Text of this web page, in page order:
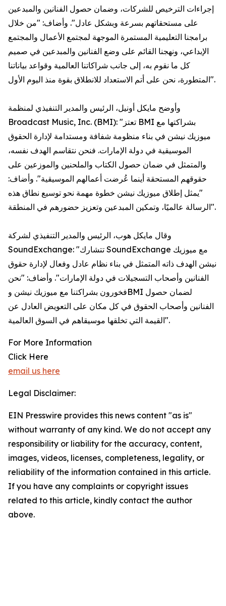
إجراءات الترخيص للشركات، وضمان حصول الفنانين والمبدعين
على مستحقاتهم بسرعة وبشكل عادل". وأضاف: "من خلال
برامجنا التعليمية المستمرة الموجهة لمجتمع الأعمال والمجتمع
الإبداعي، ونهجنا القائم على وضع الفنانين والمبدعين في صميم
كل ما نقوم به، إلى جانب شراكاتنا العالمية وقواعد بياناتنا
المتطورة، نحن على أتم الاستعداد للانطلاق بقوة منذ اليوم الأول".
وأوضح مايكل أونيل، الرئيس والمدير التنفيذي لمنظمة
Broadcast Music, Inc. (BMI): "تعتز BMI بشراكتها مع
ميوزيك نيشن في بناء منظومة شفافة ومستدامة لإدارة الحقوق
الموسيقية في دولة الإمارات. فنحن نتقاسم الهدف نفسه،
والمتمثل في ضمان حصول الكتاب والملحنين والموزعين على
حقوقهم المستحقة أينما عُرضت أعمالهم الموسيقية". وأضاف:
"يمثل إطلاق ميوزيك نيشن خطوة مهمة نحو توسيع نطاق هذه
الرسالة عالميًا، وتمكين المبدعين وتعزيز حضورهم في المنطقة".
وقال مايكل هوب، الرئيس والمدير التنفيذي لشركة
SoundExchange: "تتشارك SoundExchange مع ميوزيك
نيشن الهدف ذاته المتمثل في بناء نظام عادل وفعال لإدارة حقوق
الفنانين وأصحاب التسجيلات في دولة الإمارات". وأضاف: "نحن
فخورون بشراكتنا مع ميوزيك نيشن وBMI لضمان حصول
الفنانين وأصحاب الحقوق في كل مكان على التعويض العادل عن
القيمة التي تخلقها موسيقاهم في السوق العالمية".
For More Information
Click Here
email us here
Legal Disclaimer:
EIN Presswire provides this news content "as is"
without warranty of any kind. We do not accept any
responsibility or liability for the accuracy, content,
images, videos, licenses, completeness, legality, or
reliability of the information contained in this article.
If you have any complaints or copyright issues
related to this article, kindly contact the author
above.